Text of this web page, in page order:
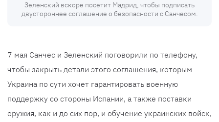
Зеленский вскоре посетит Мадрид, чтобы подписать
двустороннее соглашение о безопасности с Санчесом.
7 мая Санчес и Зеленский поговорили по телефону,
чтобы закрыть детали этого соглашения, которым
Украина по сути хочет гарантировать военную
поддержку со стороны Испании, а также поставки
оружия, как и до сих пор, и обучение украинских войск,